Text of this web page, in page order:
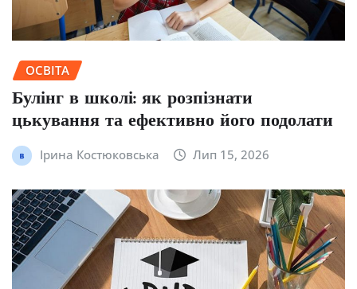
ОСВІТА
Булінг в школі: як розпізнати
цькування та ефективно його подолати
Ірина Костюковська Лип 15, 2026